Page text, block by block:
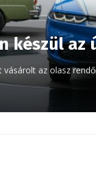
készül az
az olasz